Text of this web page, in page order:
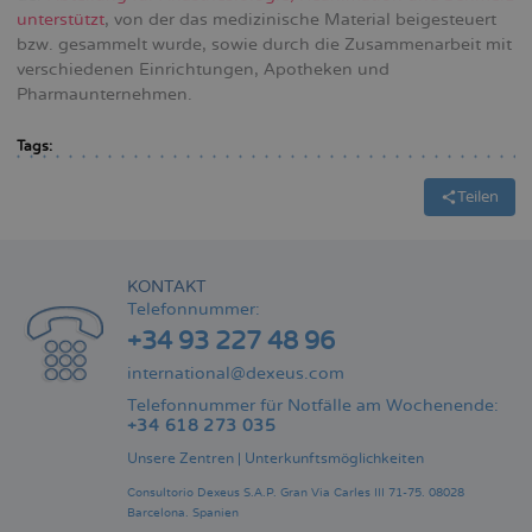
unterstützt, von der das medizinische Material beigesteuert
bzw. gesammelt wurde, sowie durch die Zusammenarbeit mit
verschiedenen Einrichtungen, Apotheken und
Pharmaunternehmen.
Tags:
Teilen
KONTAKT
Telefonnummer:
+34 93 227 48 96
international@dexeus.com
Telefonnummer für Notfälle am Wochenende:
+34 618 273 035
Unsere Zentren Unterkunftsmöglichkeiten
Consultorio Dexeus S.A.P. Gran Via Carles III 71-75. 08028
Barcelona. Spanien